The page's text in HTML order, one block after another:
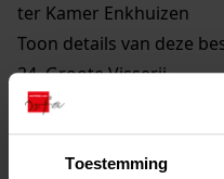
Toestemming
ter Kamer Enkhuizen
Toon details van deze
24.Groote Visserij
Toon details van deze
25.Walvisvaarders
Toon details van deze